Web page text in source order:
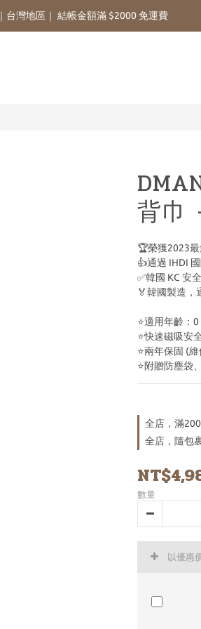
｜台灣地區｜ 結帳金額滿 $2000 免運費
背巾
🏆榮獲2023
👍通過 IHDI
✅韓國 KC 安
🏅韓國製造，
⭐適用年齡：
⭐快速磁吸安
⭐兩年保固 (
⭐附贈防塵袋
全店，滿
全店，隨包
數量
以優惠